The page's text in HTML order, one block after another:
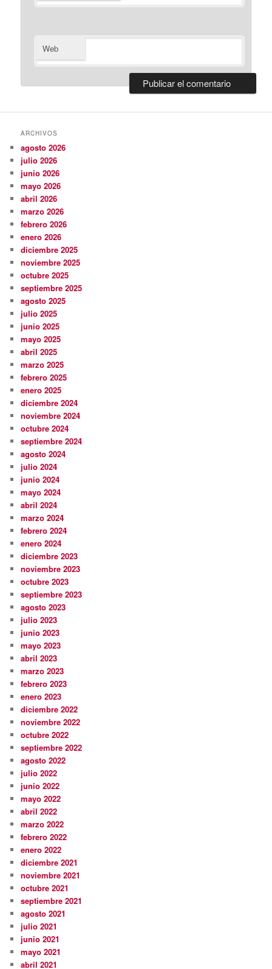
Web
ARCHIVOS
agosto 2026
julio 2026
junio 2026
mayo 2026
abril 2026
marzo 2026
febrero 2026
enero 2026
diciembre 2025
noviembre 2025
octubre 2025
septiembre 2025
agosto 2025
julio 2025
junio 2025
mayo 2025
abril 2025
marzo 2025
febrero 2025
enero 2025
diciembre 2024
noviembre 2024
octubre 2024
septiembre 2024
agosto 2024
julio 2024
junio 2024
mayo 2024
abril 2024
marzo 2024
febrero 2024
enero 2024
diciembre 2023
noviembre 2023
octubre 2023
septiembre 2023
agosto 2023
julio 2023
junio 2023
mayo 2023
abril 2023
marzo 2023
febrero 2023
enero 2023
diciembre 2022
noviembre 2022
octubre 2022
septiembre 2022
agosto 2022
julio 2022
junio 2022
mayo 2022
abril 2022
marzo 2022
febrero 2022
enero 2022
diciembre 2021
noviembre 2021
octubre 2021
septiembre 2021
agosto 2021
julio 2021
junio 2021
mayo 2021
abril 2021